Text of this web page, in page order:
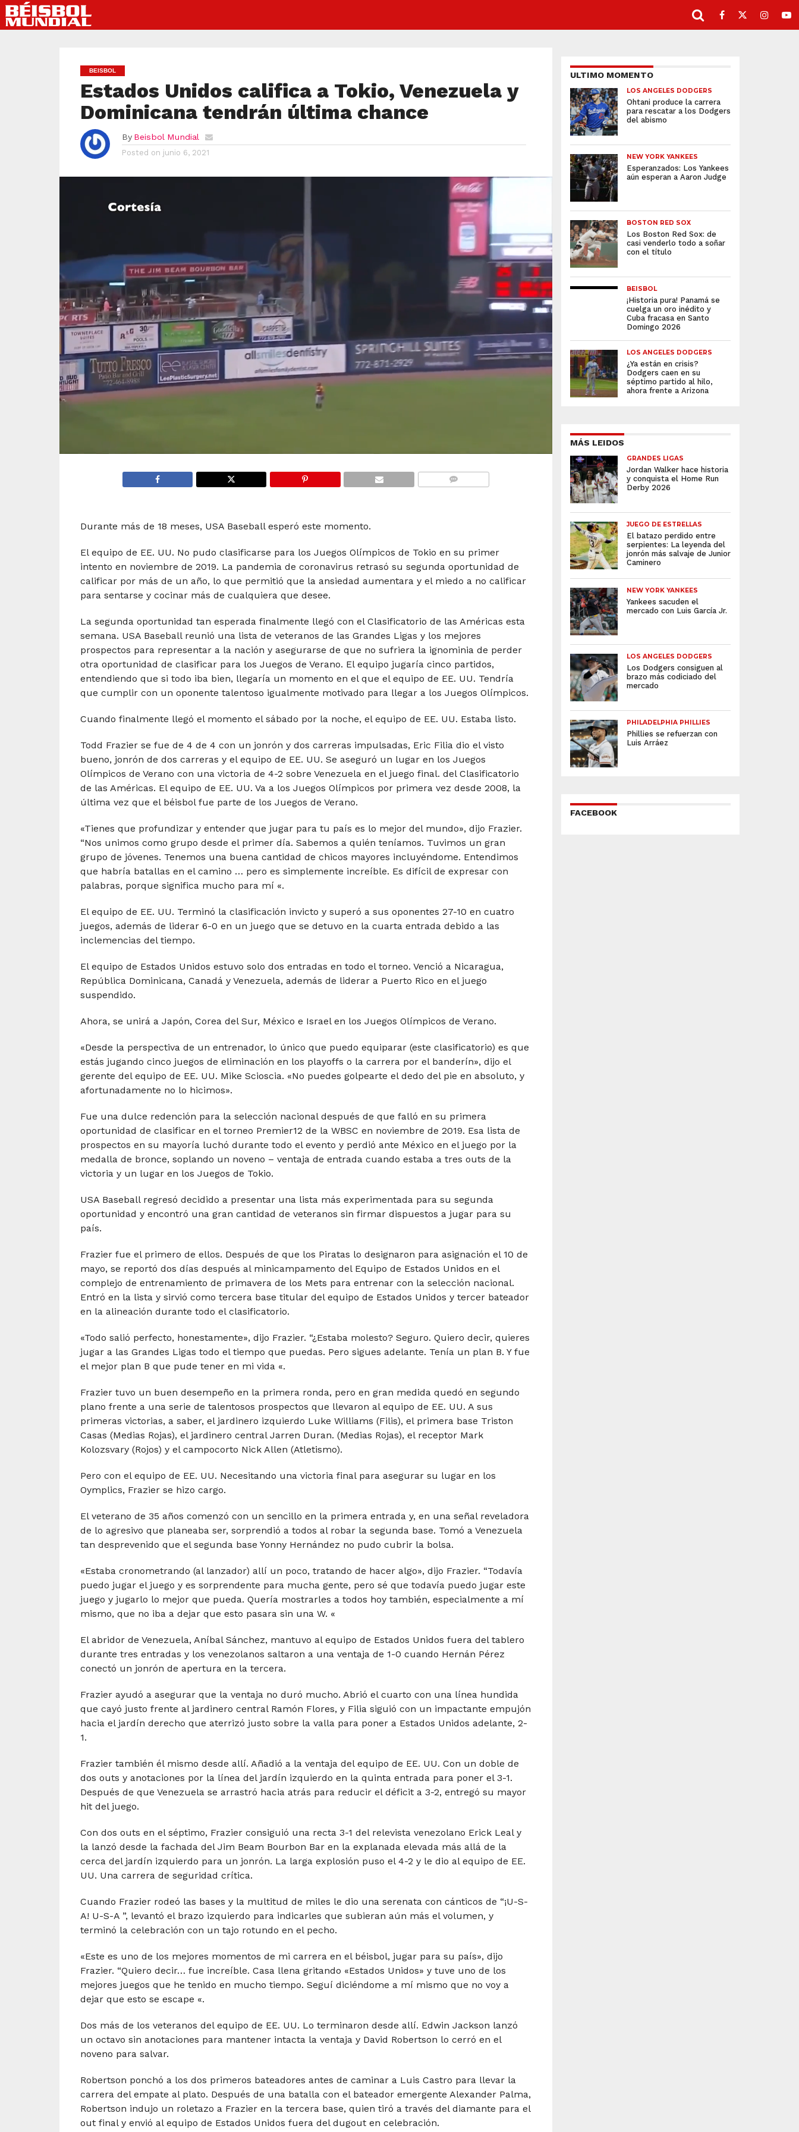
BEISBOL
Estados Unidos califica a Tokio, Venezuela y
Dominicana tendrán última chance
By Beisbol Mundial
Posted on junio 6, 2021
Durante más de 18 meses, USA Baseball esperó este momento.
El equipo de EE. UU. No pudo clasificarse para los Juegos Olímpicos de Tokio en su primer
intento en noviembre de 2019. La pandemia de coronavirus retrasó su segunda oportunidad de
calificar por más de un año, lo que permitió que la ansiedad aumentara y el miedo a no calificar
para sentarse y cocinar más de cualquiera que desee.
La segunda oportunidad tan esperada finalmente llegó con el Clasificatorio de las Américas esta
semana. USA Baseball reunió una lista de veteranos de las Grandes Ligas y los mejores
prospectos para representar a la nación y asegurarse de que no sufriera la ignominia de perder
otra oportunidad de clasificar para los Juegos de Verano. El equipo jugaría cinco partidos,
entendiendo que si todo iba bien, llegaría un momento en el que el equipo de EE. UU. Tendría
que cumplir con un oponente talentoso igualmente motivado para llegar a los Juegos Olímpicos.
Cuando finalmente llegó el momento el sábado por la noche, el equipo de EE. UU. Estaba listo.
Todd Frazier se fue de 4 de 4 con un jonrón y dos carreras impulsadas, Eric Filia dio el visto
bueno, jonrón de dos carreras y el equipo de EE. UU. Se aseguró un lugar en los Juegos
Olímpicos de Verano con una victoria de 4-2 sobre Venezuela en el juego final. del Clasificatorio
de las Américas. El equipo de EE. UU. Va a los Juegos Olímpicos por primera vez desde 2008, la
última vez que el béisbol fue parte de los Juegos de Verano.
«Tienes que profundizar y entender que jugar para tu país es lo mejor del mundo», dijo Frazier.
“Nos unimos como grupo desde el primer día. Sabemos a quién teníamos. Tuvimos un gran
grupo de jóvenes. Tenemos una buena cantidad de chicos mayores incluyéndome. Entendimos
que habría batallas en el camino … pero es simplemente increíble. Es difícil de expresar con
palabras, porque significa mucho para mí «.
El equipo de EE. UU. Terminó la clasificación invicto y superó a sus oponentes 27-10 en cuatro
juegos, además de liderar 6-0 en un juego que se detuvo en la cuarta entrada debido a las
inclemencias del tiempo.
El equipo de Estados Unidos estuvo solo dos entradas en todo el torneo. Venció a Nicaragua,
República Dominicana, Canadá y Venezuela, además de liderar a Puerto Rico en el juego
suspendido.
Ahora, se unirá a Japón, Corea del Sur, México e Israel en los Juegos Olímpicos de Verano.
«Desde la perspectiva de un entrenador, lo único que puedo equiparar (este clasificatorio) es que
estás jugando cinco juegos de eliminación en los playoffs o la carrera por el banderín», dijo el
gerente del equipo de EE. UU. Mike Scioscia. «No puedes golpearte el dedo del pie en absoluto, y
afortunadamente no lo hicimos».
Fue una dulce redención para la selección nacional después de que falló en su primera
oportunidad de clasificar en el torneo Premier12 de la WBSC en noviembre de 2019. Esa lista de
prospectos en su mayoría luchó durante todo el evento y perdió ante México en el juego por la
medalla de bronce, soplando un noveno – ventaja de entrada cuando estaba a tres outs de la
victoria y un lugar en los Juegos de Tokio.
USA Baseball regresó decidido a presentar una lista más experimentada para su segunda
oportunidad y encontró una gran cantidad de veteranos sin firmar dispuestos a jugar para su
país.
Frazier fue el primero de ellos. Después de que los Piratas lo designaron para asignación el 10 de
mayo, se reportó dos días después al minicampamento del Equipo de Estados Unidos en el
complejo de entrenamiento de primavera de los Mets para entrenar con la selección nacional.
Entró en la lista y sirvió como tercera base titular del equipo de Estados Unidos y tercer bateador
en la alineación durante todo el clasificatorio.
«Todo salió perfecto, honestamente», dijo Frazier. “¿Estaba molesto? Seguro. Quiero decir, quieres
jugar a las Grandes Ligas todo el tiempo que puedas. Pero sigues adelante. Tenía un plan B. Y fue
el mejor plan B que pude tener en mi vida «.
Frazier tuvo un buen desempeño en la primera ronda, pero en gran medida quedó en segundo
plano frente a una serie de talentosos prospectos que llevaron al equipo de EE. UU. A sus
primeras victorias, a saber, el jardinero izquierdo Luke Williams (Filis), el primera base Triston
Casas (Medias Rojas), el jardinero central Jarren Duran. (Medias Rojas), el receptor Mark
Kolozsvary (Rojos) y el campocorto Nick Allen (Atletismo).
Pero con el equipo de EE. UU. Necesitando una victoria final para asegurar su lugar en los
Oymplics, Frazier se hizo cargo.
El veterano de 35 años comenzó con un sencillo en la primera entrada y, en una señal reveladora
de lo agresivo que planeaba ser, sorprendió a todos al robar la segunda base. Tomó a Venezuela
tan desprevenido que el segunda base Yonny Hernández no pudo cubrir la bolsa.
«Estaba cronometrando (al lanzador) allí un poco, tratando de hacer algo», dijo Frazier. “Todavía
puedo jugar el juego y es sorprendente para mucha gente, pero sé que todavía puedo jugar este
juego y jugarlo lo mejor que pueda. Quería mostrarles a todos hoy también, especialmente a mí
mismo, que no iba a dejar que esto pasara sin una W. «
El abridor de Venezuela, Aníbal Sánchez, mantuvo al equipo de Estados Unidos fuera del tablero
durante tres entradas y los venezolanos saltaron a una ventaja de 1-0 cuando Hernán Pérez
conectó un jonrón de apertura en la tercera.
Frazier ayudó a asegurar que la ventaja no duró mucho. Abrió el cuarto con una línea hundida
que cayó justo frente al jardinero central Ramón Flores, y Filia siguió con un impactante empujón
hacia el jardín derecho que aterrizó justo sobre la valla para poner a Estados Unidos adelante, 2-
1.
Frazier también él mismo desde allí. Añadió a la ventaja del equipo de EE. UU. Con un doble de
dos outs y anotaciones por la línea del jardín izquierdo en la quinta entrada para poner el 3-1.
Después de que Venezuela se arrastró hacia atrás para reducir el déficit a 3-2, entregó su mayor
hit del juego.
Con dos outs en el séptimo, Frazier consiguió una recta 3-1 del relevista venezolano Erick Leal y
la lanzó desde la fachada del Jim Beam Bourbon Bar en la explanada elevada más allá de la
cerca del jardín izquierdo para un jonrón. La larga explosión puso el 4-2 y le dio al equipo de EE.
UU. Una carrera de seguridad crítica.
Cuando Frazier rodeó las bases y la multitud de miles le dio una serenata con cánticos de “¡U-S-
A! U-S-A ”, levantó el brazo izquierdo para indicarles que subieran aún más el volumen, y
terminó la celebración con un tajo rotundo en el pecho.
«Este es uno de los mejores momentos de mi carrera en el béisbol, jugar para su país», dijo
Frazier. “Quiero decir… fue increíble. Casa llena gritando «Estados Unidos» y tuve uno de los
mejores juegos que he tenido en mucho tiempo. Seguí diciéndome a mí mismo que no voy a
dejar que esto se escape «.
Dos más de los veteranos del equipo de EE. UU. Lo terminaron desde allí. Edwin Jackson lanzó
un octavo sin anotaciones para mantener intacta la ventaja y David Robertson lo cerró en el
noveno para salvar.
Robertson ponchó a los dos primeros bateadores antes de caminar a Luis Castro para llevar la
carrera del empate al plato. Después de una batalla con el bateador emergente Alexander Palma,
Robertson indujo un roletazo a Frazier en la tercera base, quien tiró a través del diamante para el
out final y envió al equipo de Estados Unidos fuera del dugout en celebración.
ULTIMO MOMENTO
LOS ANGELES DODGERS
Ohtani produce la carrera
para rescatar a los Dodgers
del abismo
NEW YORK YANKEES
Esperanzados: Los Yankees
aún esperan a Aaron Judge
BOSTON RED SOX
Los Boston Red Sox: de
casi venderlo todo a soñar
con el título
BEISBOL
¡Historia pura! Panamá se
cuelga un oro inédito y
Cuba fracasa en Santo
Domingo 2026
LOS ANGELES DODGERS
¿Ya están en crisis?
Dodgers caen en su
séptimo partido al hilo,
ahora frente a Arizona
MÁS LEIDOS
GRANDES LIGAS
Jordan Walker hace historia
y conquista el Home Run
Derby 2026
JUEGO DE ESTRELLAS
El batazo perdido entre
serpientes: La leyenda del
jonrón más salvaje de Junior
Caminero
NEW YORK YANKEES
Yankees sacuden el
mercado con Luis García Jr.
LOS ANGELES DODGERS
Los Dodgers consiguen al
brazo más codiciado del
mercado
PHILADELPHIA PHILLIES
Phillies se refuerzan con
Luis Arráez
FACEBOOK